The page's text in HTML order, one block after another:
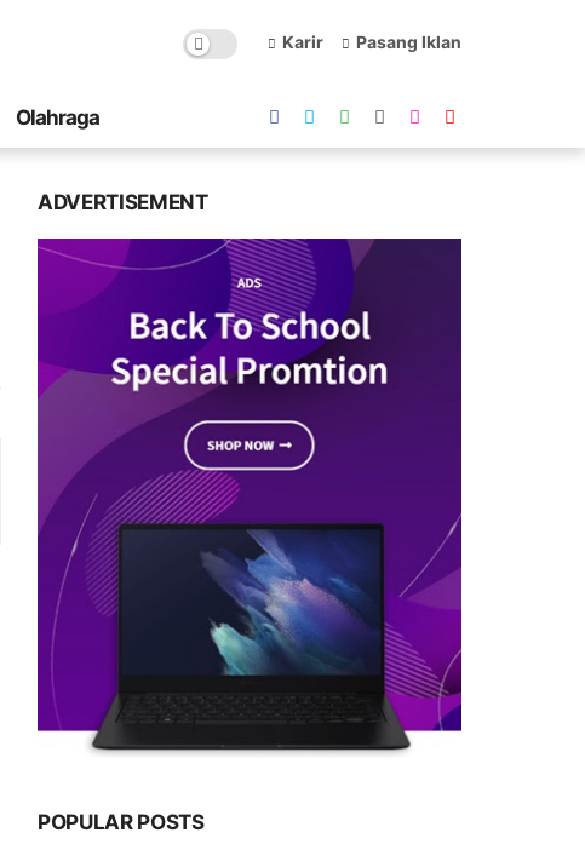
Karir Pasang Iklan
Olahraga
ADVERTISEMENT
POPULAR POSTS